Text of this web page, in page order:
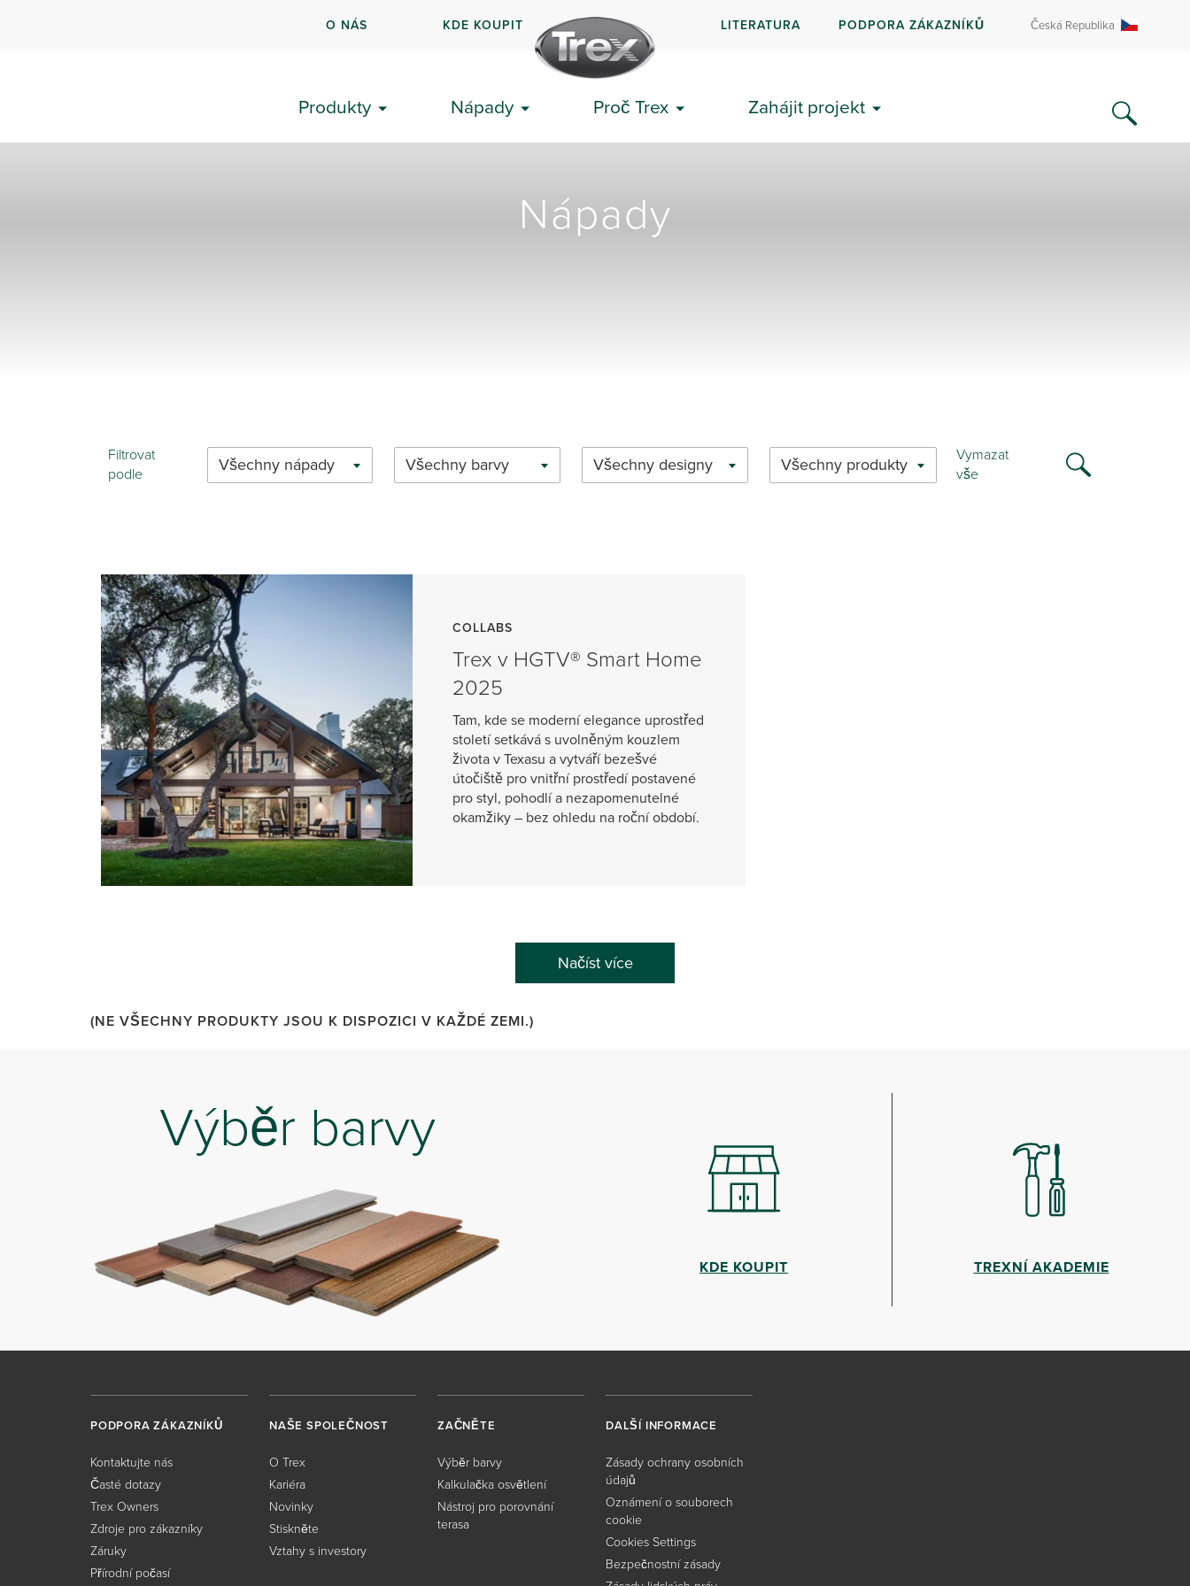
O NÁS KDE KOUPIT LITERATURA PODPORA ZÁKAZNÍKŮ Česká Republika
Produkty Nápady Proč Trex Zahájit projekt
Nápady
Filtrovat
podle
Všechny nápady Všechny barvy Všechny designy Všechny produkty
Vymazat
vše
COLLABS
Trex v HGTV® Smart Home
2025
Tam, kde se moderní elegance uprostřed
století setkává s uvolněným kouzlem
života v Texasu a vytváří bezešvé
útočiště pro vnitřní prostředí postavené
pro styl, pohodlí a nezapomenutelné
okamžiky – bez ohledu na roční období.
Načíst více
(NE VŠECHNY PRODUKTY JSOU K DISPOZICI V KAŽDÉ ZEMI.)
Výběr barvy
KDE KOUPIT TREXNÍ AKADEMIE
PODPORA ZÁKAZNÍKŮ
Kontaktujte nás
Časté dotazy
Trex Owners
Zdroje pro zákazníky
Záruky
Přírodní počasí
NAŠE SPOLEČNOST
O Trex
Kariéra
Novinky
Stiskněte
Vztahy s investory
ZAČNĚTE
Výběr barvy
Kalkulačka osvětlení
Nástroj pro porovnání
terasa
DALŠÍ INFORMACE
Zásady ochrany osobních
údajů
Oznámení o souborech
cookie
Cookies Settings
Bezpečnostní zásady